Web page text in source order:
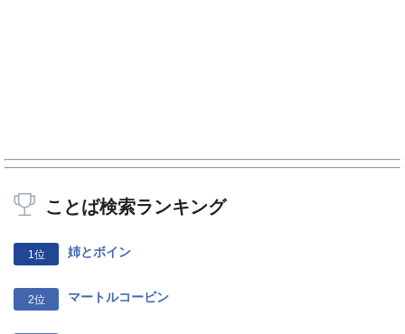
ことば検索ランキング
1位 姉とボイン
2位 マートルコービン